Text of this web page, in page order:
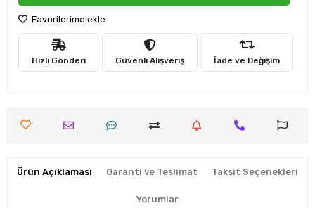
Favorilerime ekle
Hızlı Gönderi Güvenli Alışveriş İade ve Değişim
Ürün Açıklaması Garanti ve Teslimat Taksit Seçenekleri
Yorumlar